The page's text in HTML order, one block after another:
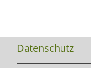
Datenschutz